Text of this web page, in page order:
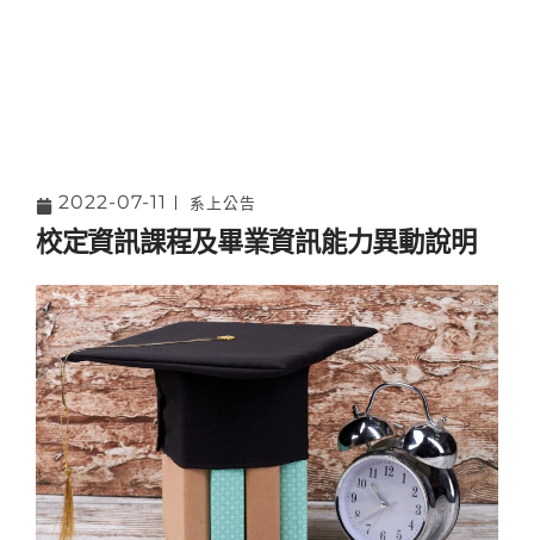
2022-07-11 系上公告
校定資訊課程及畢業資訊能力異動說明